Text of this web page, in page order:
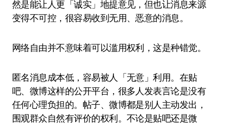
然是能让人更「诚实」地提意见，但也让消息来源
变得不可控，很容易收到无用、恶意的消息。
网络自由并不意味着可以滥用权利，这是种错觉。
匿名消息成本低，容易被人「无意」利用。在贴
吧、微博这样的公开平台，很多人发表言论是没有
任何心理负担的。帖子、微博都是别人主动发出，
围观群众自然有评价的权利。不论是贴吧还是微